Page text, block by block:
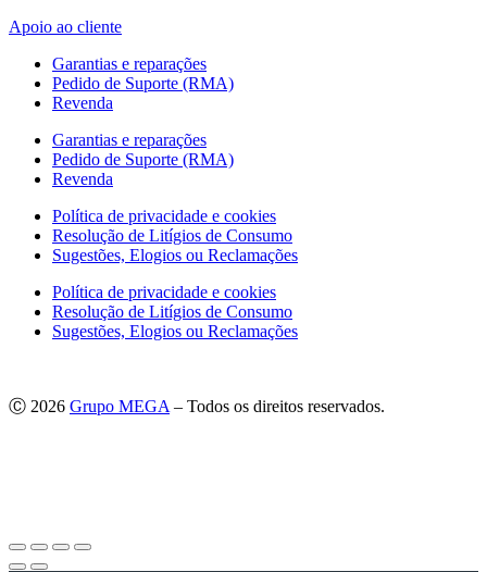
Apoio ao cliente
Garantias e reparações
Pedido de Suporte (RMA)
Revenda
Garantias e reparações
Pedido de Suporte (RMA)
Revenda
Política de privacidade e cookies
Resolução de Litígios de Consumo
Sugestões, Elogios ou Reclamações
Política de privacidade e cookies
Resolução de Litígios de Consumo
Sugestões, Elogios ou Reclamações
Ⓒ 2026 Grupo MEGA – Todos os direitos reservados.